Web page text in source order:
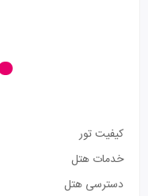
کیفیت تور
خدمات هتل
دسترسی هتل